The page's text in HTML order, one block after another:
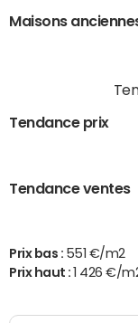
Maisons
Tendance prix
Tendance ventes
Prix bas : 551 €/m2
Prix haut :
1 426 €/